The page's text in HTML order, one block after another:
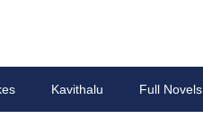
Kavithalu Full Novels